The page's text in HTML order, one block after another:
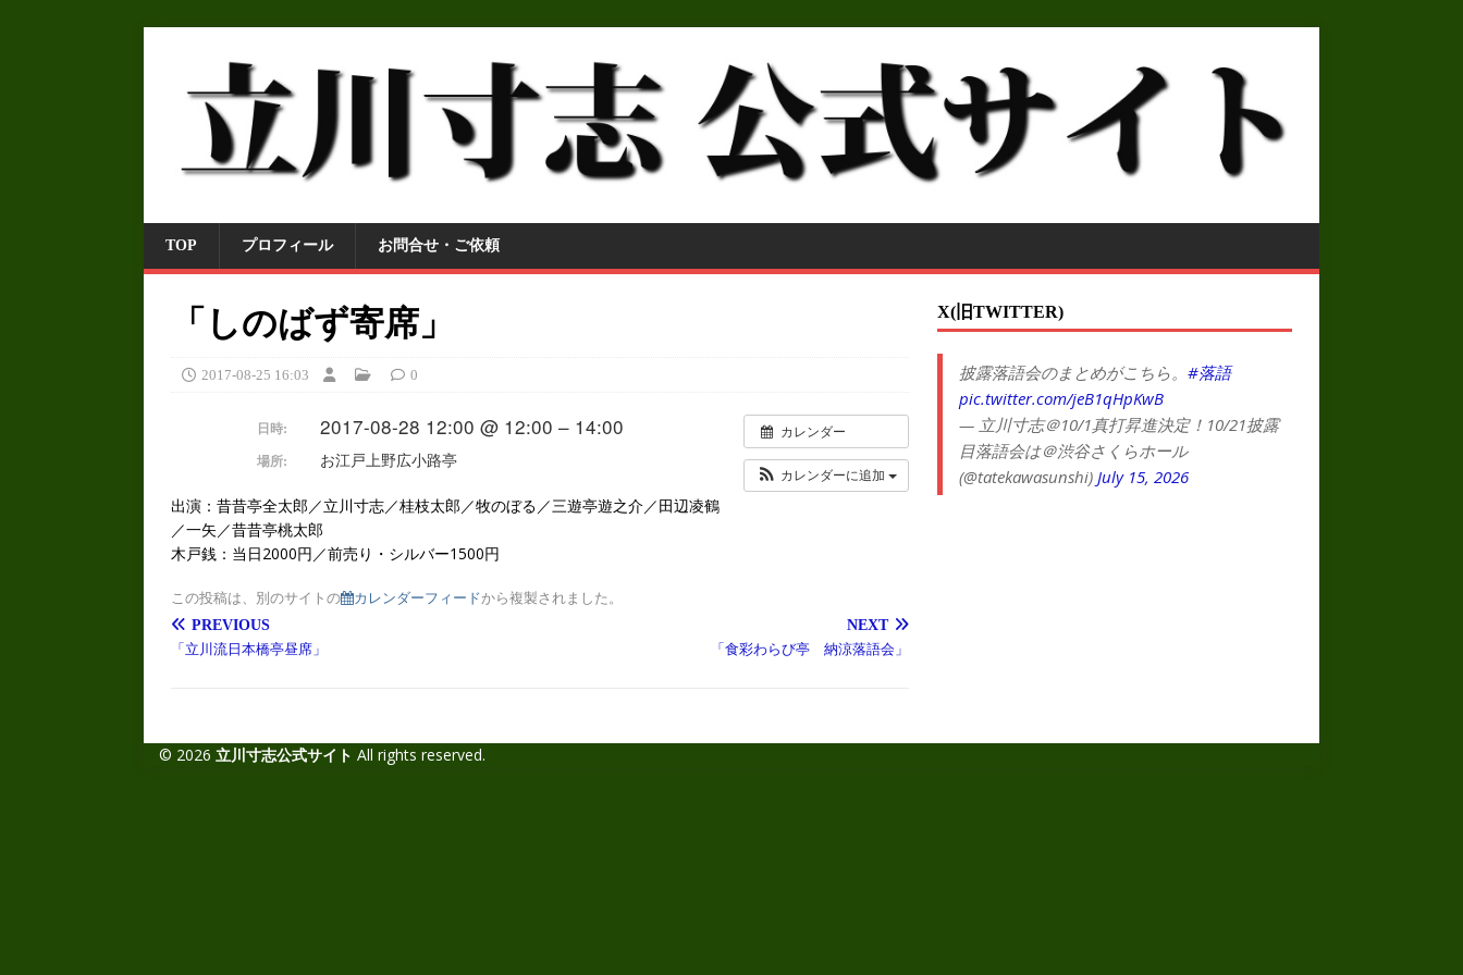
TOP プロフィール お問合せ・ご依頼
「しのばず寄席」
2017-08-25 16:03 0
カレンダー
カレンダーに追加
日時: 2017-08-28 12:00 @ 12:00 – 14:00
場所: お江戸上野広小路亭
出演：昔昔亭全太郎／立川寸志／桂枝太郎／牧のぼる／三遊亭遊之介／田辺凌鶴
／一矢／昔昔亭桃太郎
木戸銭：当日2000円／前売り・シルバー1500円
この投稿は、別のサイトの カレンダーフィードから複製されました。
PREVIOUS
「立川流日本橋亭昼席」
NEXT
「食彩わらび亭 納涼落語会」
X(旧TWITTER)
披露落語会のまとめがこちら。 #落語
pic.twitter.com/jeB1qHpKwB
— 立川寸志＠10/1真打昇進決定！10/21披露
目落語会は＠渋谷さくらホール
(@tatekawasunshi) July 15, 2026
© 2026 立川寸志公式サイト All rights reserved.